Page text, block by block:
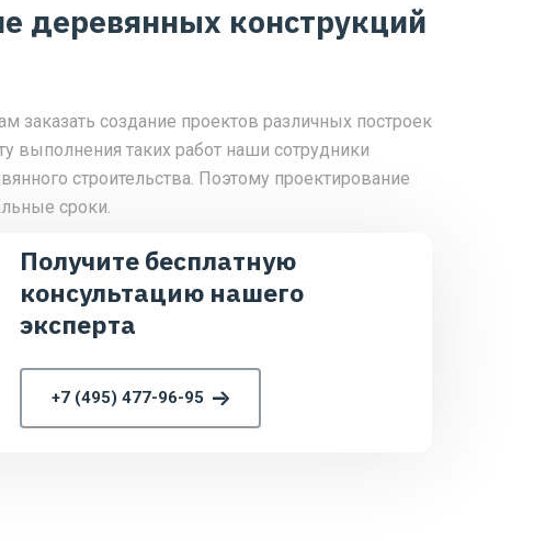
деревянных конструкций
создание проектов различных построек
выполнения таких работ наши сотрудники
строительства. Поэтому проектирование
сроки.
Получите бесплатную
консультацию нашего
эксперта
+7 (495) 477-96-95